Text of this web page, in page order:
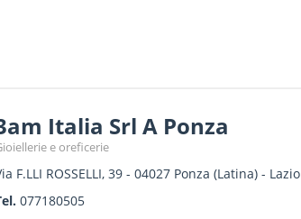
Italia Srl A Ponza
e oreficerie
F.LLI ROSSELLI, 39- 04027 Ponza (Latina) - Lazio
077180505